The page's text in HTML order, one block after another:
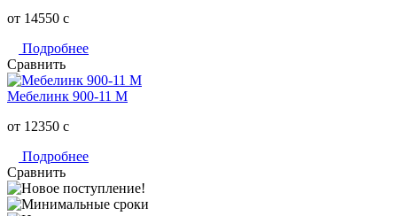
от 14550 c
Подробнее
Сравнить
Мебелинк 900-11 М
от 12350 c
Подробнее
Сравнить